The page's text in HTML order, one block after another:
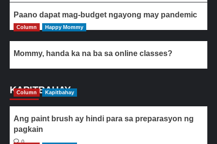
Paano dapat mag-budget ngayong may pandemic
Column Happy Mommy
Mommy, handa ka na ba sa online classes?
KAPITBAHAY
Column Kapitbahay
Ang paint brush ay hindi para sa preparasyon ng
pagkain
0